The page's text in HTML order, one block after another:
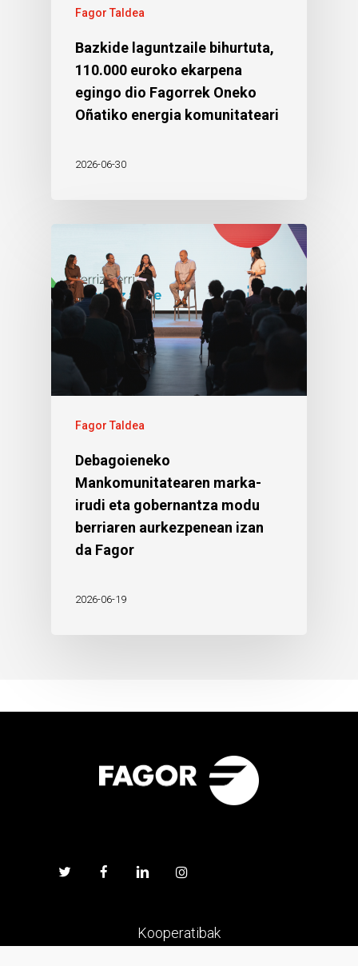
Fagor Taldea
Bazkide laguntzaile bihurtuta,
110.000 euroko ekarpena
egingo dio Fagorrek Oneko
Oñatiko energia komunitateari
2026-06-30
Fagor Taldea
Debagoieneko
Mankomunitatearen marka-
irudi eta gobernantza modu
berriaren aurkezpenean izan
da Fagor
2026-06-19
Kooperatibak